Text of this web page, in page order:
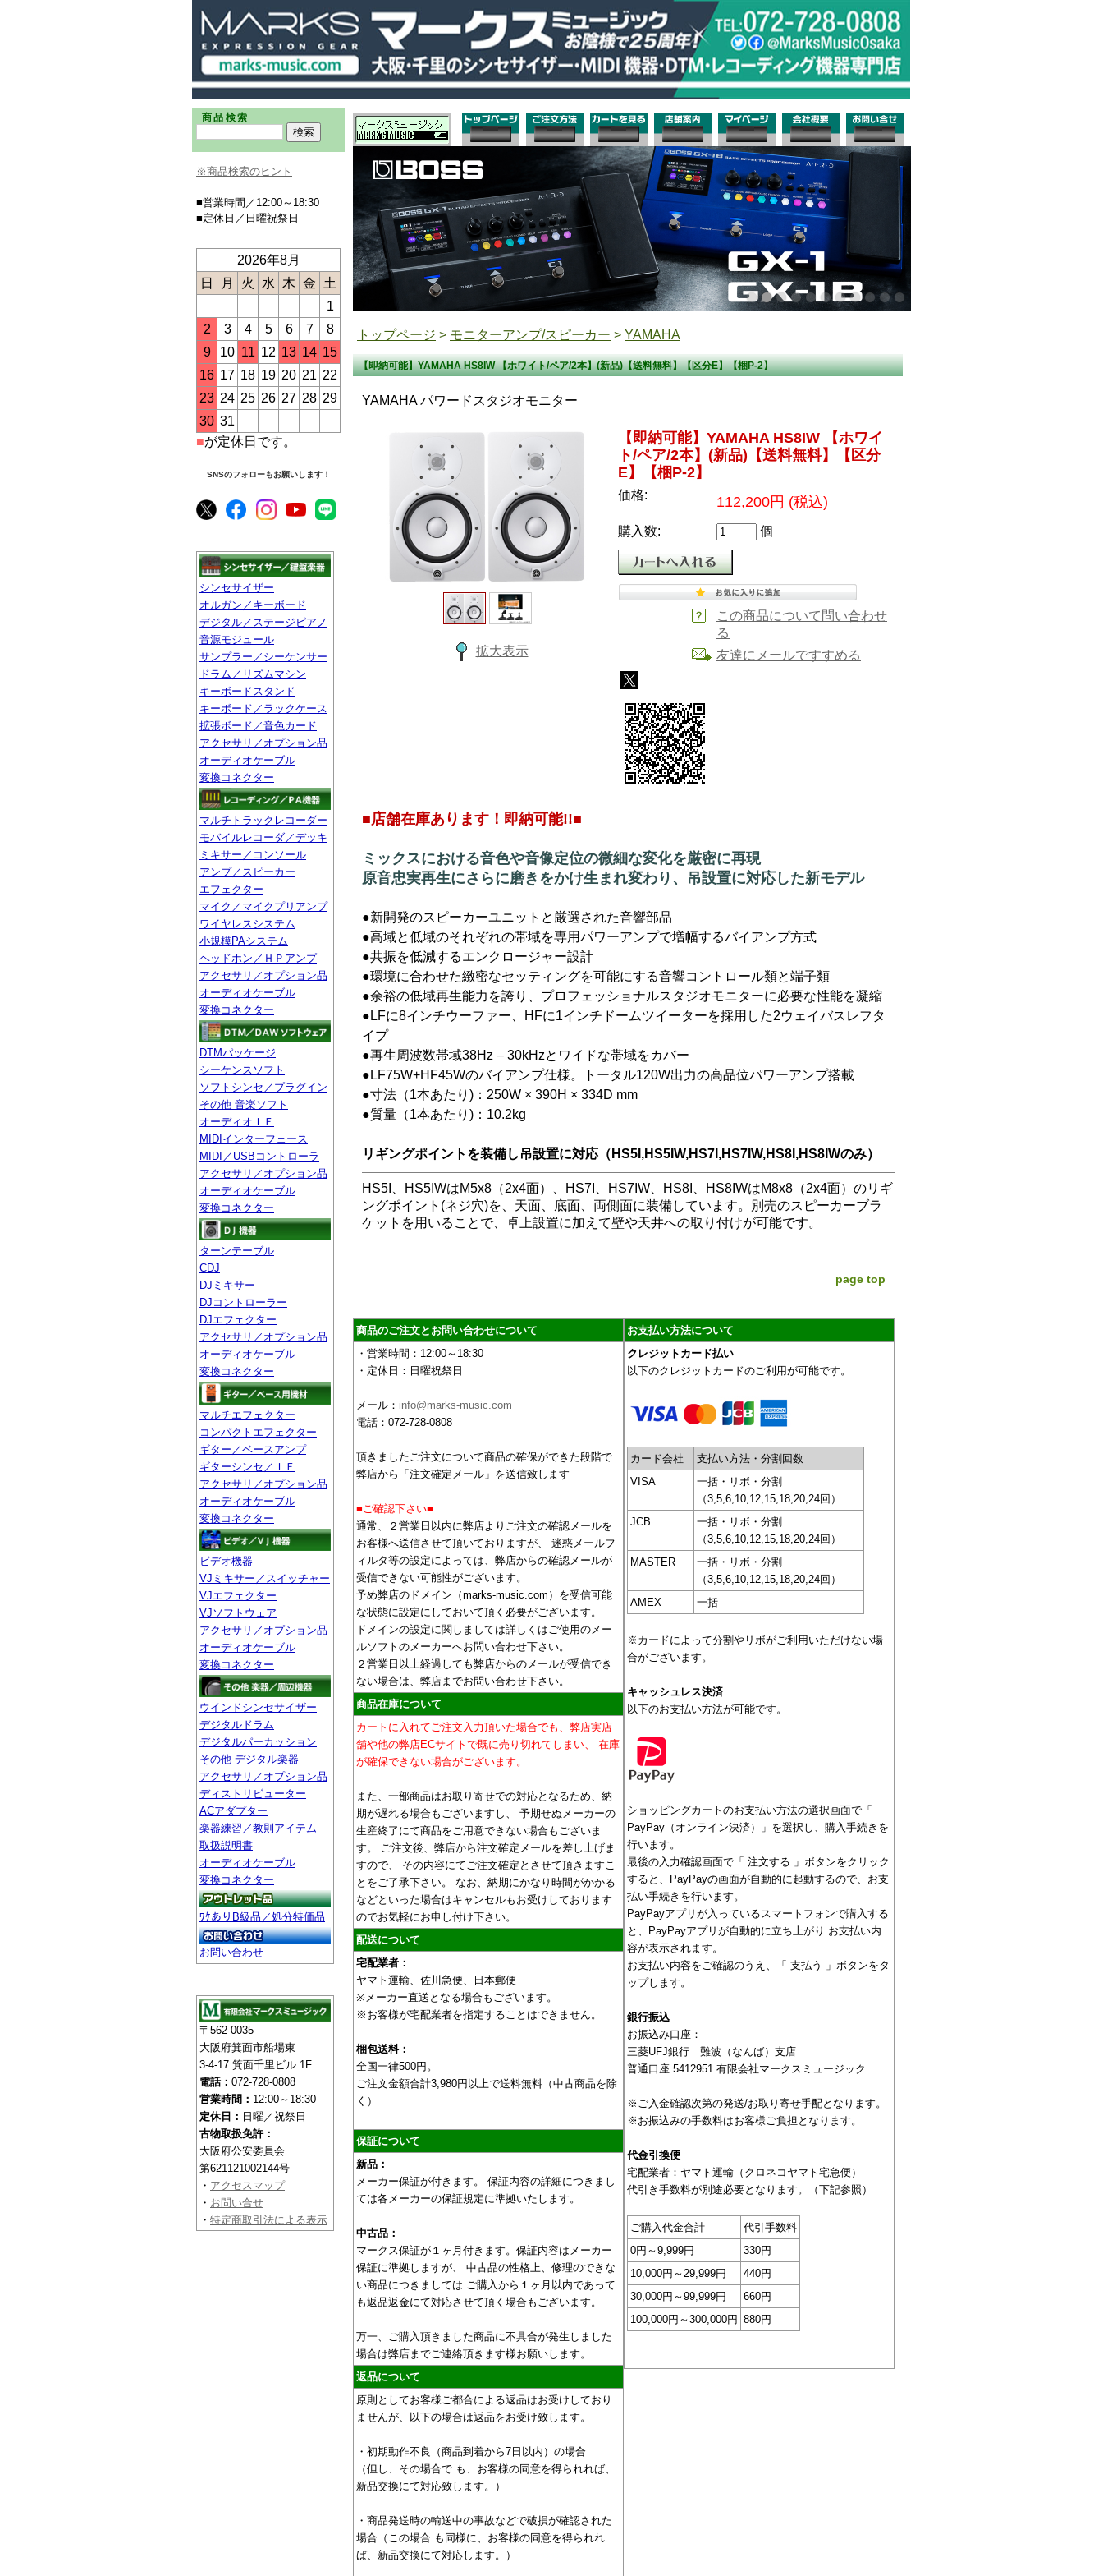
商品検索
※商品検索のヒント
■営業時間／12:00～18:30
■定休日／日曜祝祭日
2026年8月
日
月 火 水 木 金
土
1
2
3 4 5 6 7
8
9
10 11 12 13 14 15
16 17 18 19 20 21 22
23 24 25 26 27 28 29
30 31
■が定休日です。
SNSのフォローもお願いします！
シンセサイザー
オルガン／キーボード
デジタル／ステージピアノ
音源モジュール
サンプラー／シーケンサー
ドラム／リズムマシン
キーボードスタンド
キーボード／ラックケース
拡張ボード／音色カード
アクセサリ／オプション品
オーディオケーブル
変換コネクター
マルチトラックレコーダー
モバイルレコーダ／デッキ
ミキサー／コンソール
アンプ／スピーカー
エフェクター
マイク／マイクプリアンプ
ワイヤレスシステム
小規模PAシステム
ヘッドホン／ＨＰアンプ
アクセサリ／オプション品
オーディオケーブル
変換コネクター
DTMパッケージ
シーケンスソフト
ソフトシンセ／プラグイン
その他 音楽ソフト
オーディオＩＦ
MIDIインターフェース
MIDI／USBコントローラ
アクセサリ／オプション品
オーディオケーブル
変換コネクター
ターンテーブル
CDJ
DJミキサー
DJコントローラー
DJエフェクター
アクセサリ／オプション品
オーディオケーブル
変換コネクター
マルチエフェクター
コンパクトエフェクター
ギター／ベースアンプ
ギターシンセ／ＩＦ
アクセサリ／オプション品
オーディオケーブル
変換コネクター
ビデオ機器
VJミキサー／スイッチャー
VJエフェクター
VJソフトウェア
アクセサリ／オプション品
オーディオケーブル
変換コネクター
ウインドシンセサイザー
デジタルドラム
デジタルパーカッション
その他 デジタル楽器
アクセサリ／オプション品
ディストリビューター
ACアダプター
楽器練習／教則アイテム
取扱説明書
オーディオケーブル
変換コネクター
ﾜｹありB級品／処分特価品
お問い合わせ
〒562-0035
大阪府箕面市船場東
3-4-17 箕面千里ビル 1F
電話： 072-728-0808
営業時間： 12:00～18:30
定休日： 日曜／祝祭日
古物取扱免許：
大阪府公安委員会
第621121002144号
・ アクセスマップ
・ お問い合せ
・ 特定商取引法による表示
トップページ > モニターアンプ/スピーカー > YAMAHA
【即納可能】YAMAHA HS8IW 【ホワイト/ペア/2本】(新品)【送料無料】【区分E】【梱P-2】
YAMAHA パワードスタジオモニター
拡大表示
【即納可能】YAMAHA HS8IW 【ホワイ
ト/ペア/2本】(新品)【送料無料】【区分
E】【梱P-2】
価格: 112,200円 (税込)
購入数: 個
この商品について問い合わせ
る
友達にメールですすめる
■店舗在庫あります！即納可能!!■
ミックスにおける音色や音像定位の微細な変化を厳密に再現
原音忠実再生にさらに磨きをかけ生まれ変わり、吊設置に対応した新モデル
●新開発のスピーカーユニットと厳選された音響部品
●高域と低域のそれぞれの帯域を専用パワーアンプで増幅するバイアンプ方式
●共振を低減するエンクロージャー設計
●環境に合わせた緻密なセッティングを可能にする音響コントロール類と端子類
●余裕の低域再生能力を誇り、プロフェッショナルスタジオモニターに必要な性能を凝縮
●LFに8インチウーファー、HFに1インチドームツイーターを採用した2ウェイバスレフタ
イプ
●再生周波数帯域38Hz – 30kHzとワイドな帯域をカバー
●LF75W+HF45Wのバイアンプ仕様。トータル120W出力の高品位パワーアンプ搭載
●寸法（1本あたり)：250W × 390H × 334D mm
●質量（1本あたり)：10.2kg
リギングポイントを装備し吊設置に対応（HS5I,HS5IW,HS7I,HS7IW,HS8I,HS8IWのみ）
HS5I、HS5IWはM5x8（2x4面）、HS7I、HS7IW、HS8I、HS8IWはM8x8（2x4面）のリギ
ングポイント(ネジ穴)を、天面、底面、両側面に装備しています。別売のスピーカーブラ
ケットを用いることで、卓上設置に加えて壁や天井への取り付けが可能です。
page top
商品のご注文とお問い合わせについて
・営業時間：12:00～18:30
・定休日：日曜祝祭日
メール： info@marks-music.com
電話：072-728-0808
頂きましたご注文について商品の確保ができた段階で
弊店から「注文確定メール」を送信致します
■ご確認下さい■
通常、２営業日以内に弊店よりご注文の確認メールを
お客様へ送信させて頂いておりますが、 迷惑メールフ
ィルタ等の設定によっては、弊店からの確認メールが
受信できない可能性がございます。
予め弊店のドメイン（marks-music.com）を受信可能
な状態に設定にしておいて頂く必要がございます。
ドメインの設定に関しましては詳しくはご使用のメー
ルソフトのメーカーへお問い合わせ下さい。
２営業日以上経過しても弊店からのメールが受信でき
ない場合は、弊店までお問い合わせ下さい。
商品在庫について
カートに入れてご注文入力頂いた場合でも、弊店実店
舗や他の弊店ECサイトで既に売り切れてしまい、 在庫
が確保できない場合がございます。
また、一部商品はお取り寄せでの対応となるため、納
期が遅れる場合もございますし、 予期せぬメーカーの
生産終了にて商品をご用意できない場合もございま
す。 ご注文後、弊店から注文確定メールを差し上げま
すので、 その内容にてご注文確定とさせて頂きますこ
とをご了承下さい。 なお、納期にかなり時間がかかる
などといった場合はキャンセルもお受けしております
のでお気軽にお申し付け下さい。
配送について
宅配業者：
ヤマト運輸、佐川急便、日本郵便
※メーカー直送となる場合もございます。
※お客様が宅配業者を指定することはできません。
梱包送料：
全国一律500円。
ご注文金額合計3,980円以上で送料無料（中古商品を除
く）
保証について
新品：
メーカー保証が付きます。 保証内容の詳細につきまし
ては各メーカーの保証規定に準拠いたします。
中古品：
マークス保証が１ヶ月付きます。保証内容はメーカー
保証に準拠しますが、 中古品の性格上、修理のできな
い商品につきましては ご購入から１ヶ月以内であって
も返品返金にて対応させて頂く場合もございます。
万一、ご購入頂きました商品に不具合が発生しました
場合は弊店までご連絡頂きます様お願いします。
返品について
原則としてお客様ご都合による返品はお受けしており
ませんが、以下の場合は返品をお受け致します。
・初期動作不良（商品到着から7日以内）の場合
（但し、その場合で も、お客様の同意を得られれば、
新品交換にて対応致します。）
・商品発送時の輸送中の事故などで破損が確認された
場合（この場合 も同様に、お客様の同意を得られれ
ば、新品交換にて対応します。）
お支払い方法について
クレジットカード払い
以下のクレジットカードのご利用が可能です。
カード会社
支払い方法・分割回数
VISA
一括・リボ・分割
（3,5,6,10,12,15,18,20,24回）
JCB
一括・リボ・分割
（3,5,6,10,12,15,18,20,24回）
MASTER
一括・リボ・分割
（3,5,6,10,12,15,18,20,24回）
AMEX
一括
※カードによって分割やリボがご利用いただけない場
合がございます。
キャッシュレス決済
以下のお支払い方法が可能です。
ショッピングカートのお支払い方法の選択画面で「
PayPay（オンライン決済）」を選択し、購入手続きを
行います。
最後の入力確認画面で「 注文する 」ボタンをクリック
すると、PayPayの画面が自動的に起動するので、お支
払い手続きを行います。
PayPayアプリが入っているスマートフォンで購入する
と、PayPayアプリが自動的に立ち上がり お支払い内
容が表示されます。
お支払い内容をご確認のうえ、「 支払う 」ボタンをタ
ップします。
銀行振込
お振込み口座：
三菱UFJ銀行 難波（なんば）支店
普通口座 5412951 有限会社マークスミュージック
※ご入金確認次第の発送/お取り寄せ手配となります。
※お振込みの手数料はお客様ご負担となります。
代金引換便
宅配業者：ヤマト運輸（クロネコヤマト宅急便）
代引き手数料が別途必要となります。（下記参照）
ご購入代金合計
代引手数料
0円～9,999円
330円
10,000円～29,999円
440円
30,000円～99,999円
660円
100,000円～300,000円 880円